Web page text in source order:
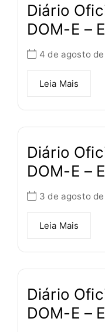
Diário
DOM-E –
4 de agosto
Leia Mais
Diário
DOM-E –
3 de agosto
Leia Mais
Diário
DOM-E –